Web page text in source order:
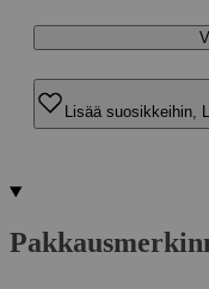
Lisää suosikkeihin,